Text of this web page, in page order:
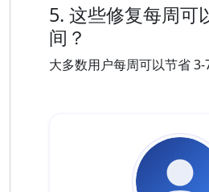
5. 这些修复每周可
间？
大多数用户每周可以节省 3-